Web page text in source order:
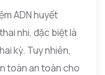
ADN huyết
nhi, đặc biệt là
kỳ. Tuy nhiên,
toàn an toàn cho